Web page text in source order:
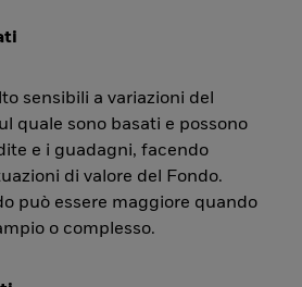
sensibili a variazioni del
quale sono basati e possono
e i guadagni, facendo
di valore del Fondo.
può essere maggiore quando
o complesso.